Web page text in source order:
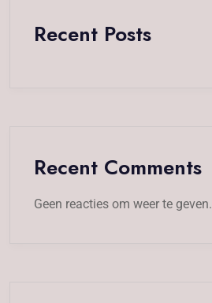
Recent Posts
Recent Comments
Geen reacties om weer te geven.